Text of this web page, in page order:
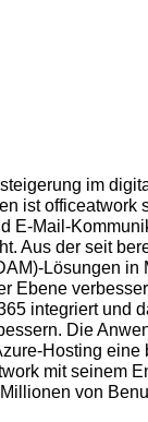
im
ist officeatwork
E-Mail-
Aus der seit
Lösungen in
Ebene
integriert und
Die
Hosting eine
mit seinem
von